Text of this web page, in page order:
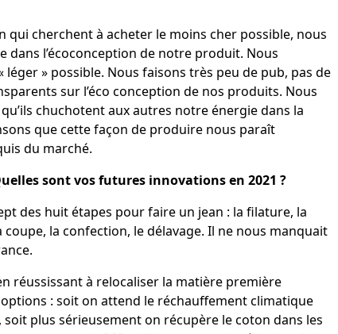
qui cherchent à acheter le moins cher possible, nous
l’écoconception de notre produit. Nous
» possible. Nous faisons très peu de pub, pas de
sur l’éco conception de nos produits. Nous
chuchotent aux autres notre énergie dans la
que cette façon de produire nous paraît
du marché.
sont vos futures innovations en 2021 ?
des huit étapes pour faire un jean : la filature, la
la confection, le délavage. Il ne nous manquait
réussissant à relocaliser la matière première
: soit on attend le réchauffement climatique
plus sérieusement on récupère le coton dans les